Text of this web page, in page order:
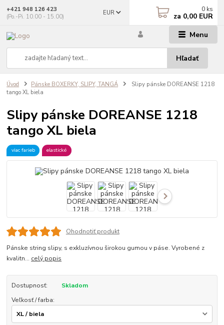
Menu
EUR
Hľadať
+421 948 126 423
(Po.-Pi. 10.00 - 15.00)
0 ks
za 0,00 EUR
Úvod Pánske BOXERKY, SLIPY, TANGÁ
Slipy pánske DOREANSE 1218
tango XL biela
Slipy pánske DOREANSE 1218
tango XL biela
viac farieb elastické
Ohodnotiť produkt
Pánske string slipy, s exkluzívnou širokou gumou v páse. Vyrobené z
kvalitn... celý popis
Dostupnosť:
Skladom
Veľkosť / farba: